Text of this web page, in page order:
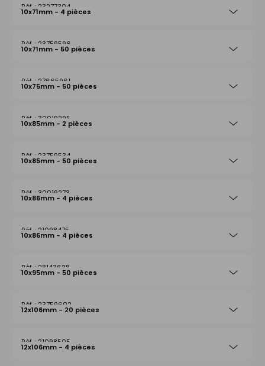
23277304
10x71mm - 4 pièces
23759596
10x71mm - 50 pièces
27665961
10x75mm - 50 pièces
30019295
10x85mm - 2 pièces
23759534
10x85mm - 50 pièces
30019273
10x86mm - 4 pièces
21098475
10x86mm - 4 pièces
28143628
10x95mm - 50 pièces
23759602
12x106mm - 20 pièces
21098505
12x106mm - 4 pièces